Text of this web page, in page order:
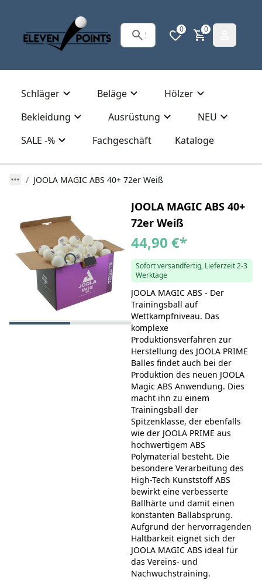
0 0
Schläger Beläge
Hölzer
Bekleidung
Ausrüstung
NEU
SALE -%
Fachgeschäft Kataloge
JOOLA MAGIC ABS 40+ 72er Weiß
JOOLA MAGIC ABS 40+
72er Weiß
44,90 €*
Sofort versandfertig, Lieferzeit 2-3
Werktage
JOOLA MAGIC ABS - Der
Trainingsball auf
Wettkampfniveau. Das
komplexe
Produktionsverfahren zur
Herstellung des JOOLA PRIME
Balles findet auch bei der
Produktion des neuen JOOLA
Magic ABS Anwendung. Dies
macht ihn zu einem
Trainingsball der
Spitzenklasse, der ebenfalls
wie der JOOLA PRIME aus
hochwertigem ABS
Polymaterial besteht. Die
besondere Verarbeitung des
High-Tech Kunststoff ABS
bewirkt eine verbesserte
Ballhärte und damit einen
konstanten Ballabsprung.
Aufgrund der hervorragenden
Haltbarkeit eignet sich der
JOOLA MAGIC ABS ideal für
das Vereins- und
Nachwuchstraining.